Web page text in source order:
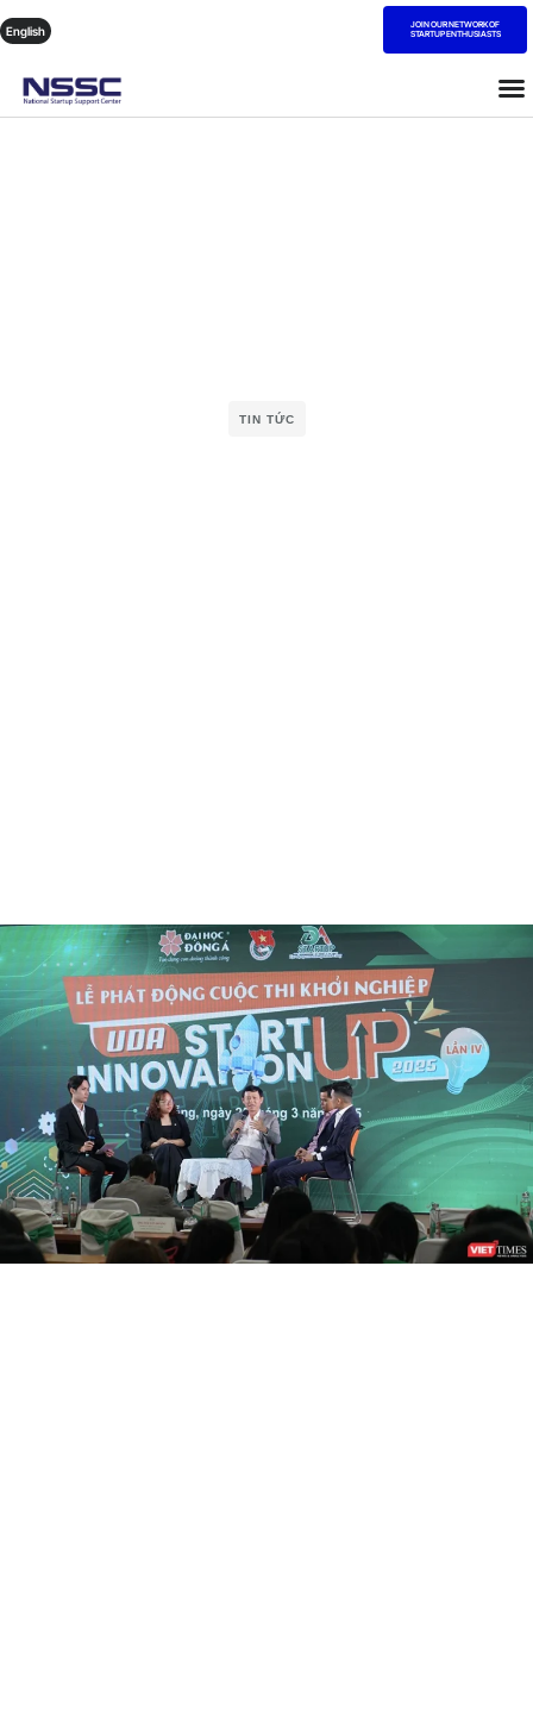
English
JOIN OUR NETWORK OF
STARTUP ENTHUSIASTS
TIN TỨC